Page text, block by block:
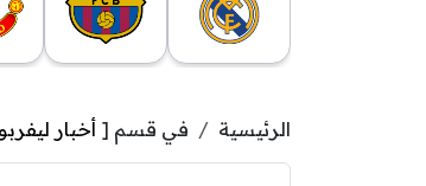
الرئيسية في قسم [ أخبار